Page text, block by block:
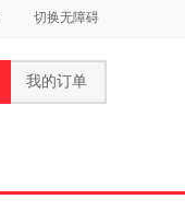
切换无障碍
我的订单